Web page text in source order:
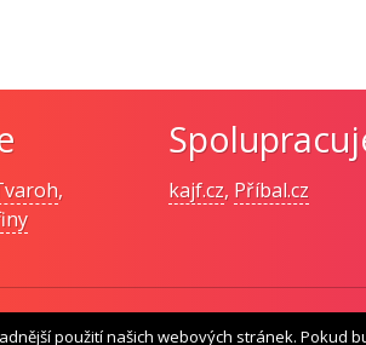
,
kajf.cz, Příbal.cz
použití našich webových stránek.